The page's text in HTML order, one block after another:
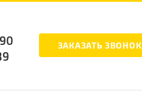
ЗАКАЗАТЬ ЗВОНОК